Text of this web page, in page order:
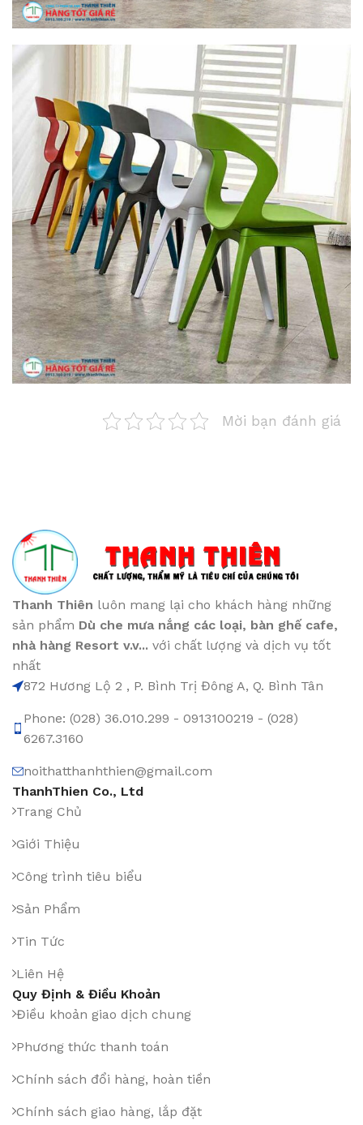
Mời bạn đánh giá
Thanh Thiên luôn mang lại cho khách hàng những
sản phẩm Dù che mưa nắng các loại, bàn ghế cafe,
nhà hàng Resort v.v... với chất lượng và dịch vụ tốt
nhất
872 Hương Lộ 2 , P. Bình Trị Đông A, Q. Bình Tân
Phone: (028) 36.010.299 - 0913100219 - (028)
6267.3160
noithatthanhthien@gmail.com
ThanhThien Co., Ltd
Trang Chủ
Giới Thiệu
Công trình tiêu biểu
Sản Phẩm
Tin Tức
Liên Hệ
Quy Định & Điều Khoản
Điều khoản giao dịch chung
Phương thức thanh toán
Chính sách đổi hàng, hoàn tiền
Chính sách giao hàng, lắp đặt